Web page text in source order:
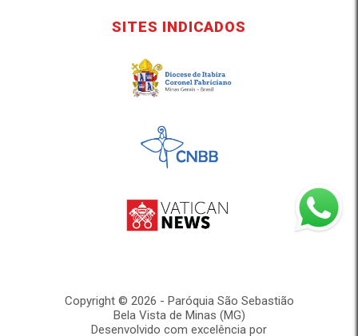
SITES INDICADOS
Copyright © 2026 - Paróquia São Sebastião
Bela Vista de Minas (MG)
Desenvolvido com excelência por